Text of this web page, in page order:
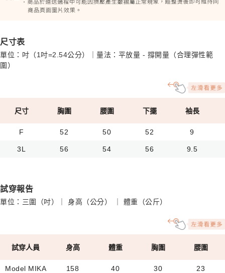
尺寸表
單位：吋（1吋=2.54公分）｜量法：平放量 - 撐開量（合理彈性範
圍）
尺寸 胸圍 腰圍 下擺 袖長
F 52 50 52 9
3L 56 54 56 9.5
試穿報告
單位：三圍（吋）｜ 身高（公分） ｜ 體重（公斤）
試穿人員 身高 體重 胸圍 腰圍
Model MIKA 158 40 30 23